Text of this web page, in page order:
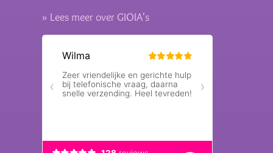
» Lees meer over GIOIA's